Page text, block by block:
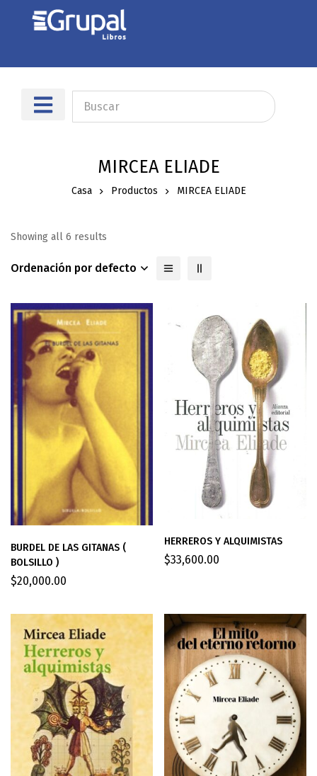
MIRCEA ELIADE
Casa Productos MIRCEA ELIADE
Showing all 6 results
Ordenación por defecto
BURDEL DE LAS GITANAS (
BOLSILLO )
$20,000.00
HERREROS Y ALQUIMISTAS
$33,600.00